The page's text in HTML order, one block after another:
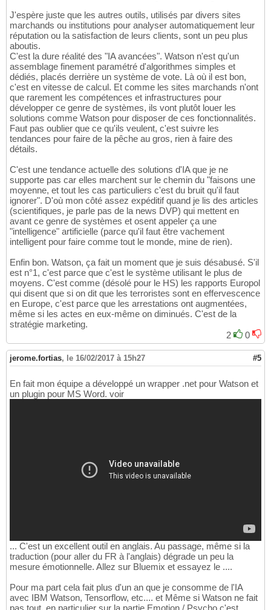
J'espère juste que les autres outils, utilisés par divers sites
marchands ou institutions pour analyser automatiquement leur
réputation ou la satisfaction de leurs clients, sont un peu plus
aboutis.
C'est la dure réalité des "IA avancées". Watson n'est qu'un
assemblage finement paramétré d'algorithmes simples et
dédiés, placés derrière un système de vote. Là où il est bon,
c'est en vitesse de calcul. Et comme les sites marchands n'ont
que rarement les compétences et infrastructures pour
développer ce genre de systèmes, ils vont plutôt louer les
solutions comme Watson pour disposer de ces fonctionnalités.
Faut pas oublier que ce qu'ils veulent, c'est suivre les
tendances pour faire de la pêche au gros, rien à faire des
détails.
C'est une tendance actuelle des solutions d'IA que je ne
supporte pas car elles marchent sur le chemin du "faisons une
moyenne, et tout les cas particuliers c'est du bruit qu'il faut
ignorer". D'où mon côté assez expéditif quand je lis des articles
(scientifiques, je parle pas de la news DVP) qui mettent en
avant ce genre de systèmes et osent appeler ça une
"intelligence" artificielle (parce qu'il faut être vachement
intelligent pour faire comme tout le monde, mine de rien).
Enfin bon. Watson, ça fait un moment que je suis désabusé. S'il
est n°1, c'est parce que c'est le système utilisant le plus de
moyens. C'est comme (désolé pour le HS) les rapports Europol
qui disent que si on dit que les terroristes sont en effervescence
en Europe, c'est parce que les arrestations ont augmentées,
même si les actes en eux-même on diminués. C'est de la
stratégie marketing.
2
0
jerome.fortias, le 16/02/2017 à 15h27 #5
En fait mon équipe a développé un wrapper .net pour Watson et
un plugin pour MS Word. voir
... C'est un excellent outil en anglais. Au passage, même si la
traduction (pour aller du FR à l'anglais) dégrade un peu la
mesure émotionnelle. Allez sur Bluemix et essayez le ....
Pour ma part cela fait plus d'un an que je consomme de l'IA
avec IBM Watson, Tensorflow, etc.... et Même si Watson ne fait
pas tout, en particulier sur la partie Emotion / Psycho c'est